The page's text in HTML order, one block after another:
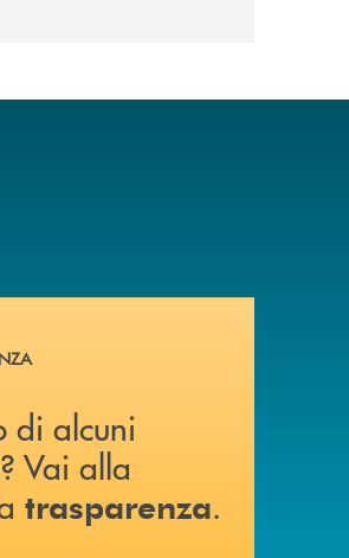
documenti ? Vai alla pagina della
di alcuni
? Vai alla
trasparenza.